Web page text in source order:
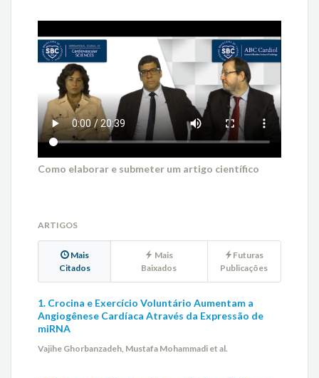
Como elaborar e submeter um artigo científico
ARTIGOS
Mais
Citados
Mais
Baixados
Futuras
Publicações
1. Crocina e Exercício Voluntário Aumentam a
Angiogênese Cardíaca Através da Expressão de
miRNA
Vajihe Ghorbanzadeh, Mustafa Mohammadi et al.